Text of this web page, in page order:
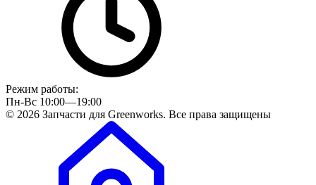
Режим работы:
Пн-Вс 10:00—19:00
© 2026 Запчасти для Greenworks. Все права защищены